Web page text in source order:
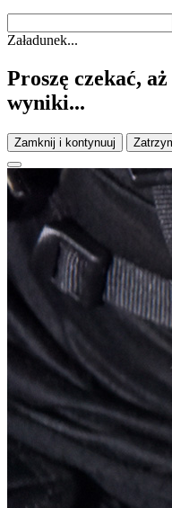
Załadunek...
Proszę czekać,
wyniki...
Zamknij i kontynuuj